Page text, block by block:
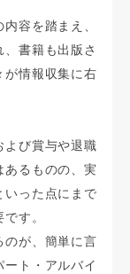
容を踏まえ、
書籍も出版さ
が情報収集に右
よび賞与や退職
あるものの、実
いった点にまで
す。
のが、簡単に言
ト・アルバイ